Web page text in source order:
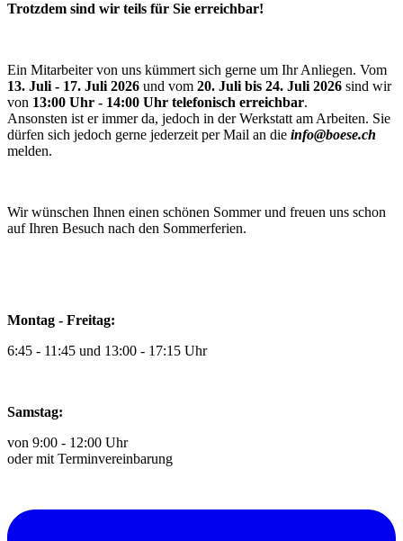
Trotzdem sind wir teils für Sie erreichbar!
Ein Mitarbeiter von uns kümmert sich gerne um Ihr Anliegen. Vom
13. Juli - 17. Juli 2026 und vom 20. Juli bis 24. Juli 2026 sind wir
von 13:00 Uhr - 14:00 Uhr telefonisch erreichbar.
Ansonsten ist er immer da, jedoch in der Werkstatt am Arbeiten. Sie
dürfen sich jedoch gerne jederzeit per Mail an die info@boese.ch
melden.
Wir wünschen Ihnen einen schönen Sommer und freuen uns schon
auf Ihren Besuch nach den Sommerferien.
Montag - Freitag:
6:45 - 11:45 und 13:00 - 17:15 Uhr
Samstag:
von 9:00 - 12:00 Uhr
oder mit Terminvereinbarung